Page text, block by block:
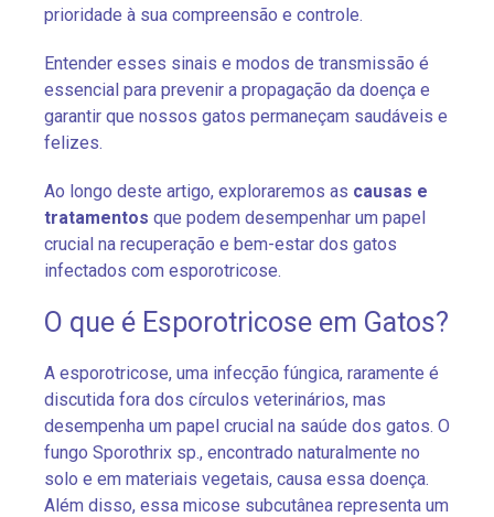
prioridade à sua compreensão e controle.
Entender esses sinais e modos de transmissão é
essencial para prevenir a propagação da doença e
garantir que nossos gatos permaneçam saudáveis e
felizes.
Ao longo deste artigo, exploraremos as causas e
tratamentos que podem desempenhar um papel
crucial na recuperação e bem-estar dos gatos
infectados com esporotricose.
O que é Esporotricose em Gatos?
A esporotricose, uma infecção fúngica, raramente é
discutida fora dos círculos veterinários, mas
desempenha um papel crucial na saúde dos gatos. O
fungo Sporothrix sp., encontrado naturalmente no
solo e em materiais vegetais, causa essa doença.
Além disso, essa micose subcutânea representa um